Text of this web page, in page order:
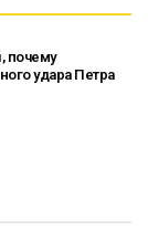
почему
удара Петра